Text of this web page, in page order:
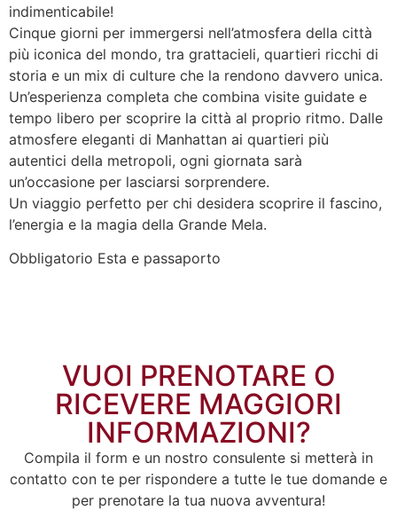
indimenticabile!
Cinque giorni per immergersi nell’atmosfera della città
più iconica del mondo, tra grattacieli, quartieri ricchi di
storia e un mix di culture che la rendono davvero unica.
Un’esperienza completa che combina visite guidate e
tempo libero per scoprire la città al proprio ritmo. Dalle
atmosfere eleganti di Manhattan ai quartieri più
autentici della metropoli, ogni giornata sarà
un’occasione per lasciarsi sorprendere.
Un viaggio perfetto per chi desidera scoprire il fascino,
l’energia e la magia della Grande Mela.
Obbligatorio Esta e passaporto
VUOI PRENOTARE O
RICEVERE MAGGIORI
INFORMAZIONI?
Compila il form e un nostro consulente si metterà in
contatto con te per rispondere a tutte le tue domande e
per prenotare la tua nuova avventura!